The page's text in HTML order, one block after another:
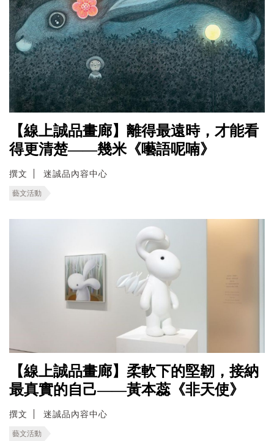
【線上誠品畫廊】離得最遠時，才能看
得更清楚——幾米《囈語呢喃》
撰文 迷誠品內容中心
藝文活動
【線上誠品畫廊】柔軟下的堅韌，接納
最真實的自己——黃本蕊《非天使》
撰文 迷誠品內容中心
藝文活動